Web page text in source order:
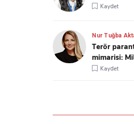
Kaydet
Nur Tuğba
Terör
mimarisi:
Kaydet